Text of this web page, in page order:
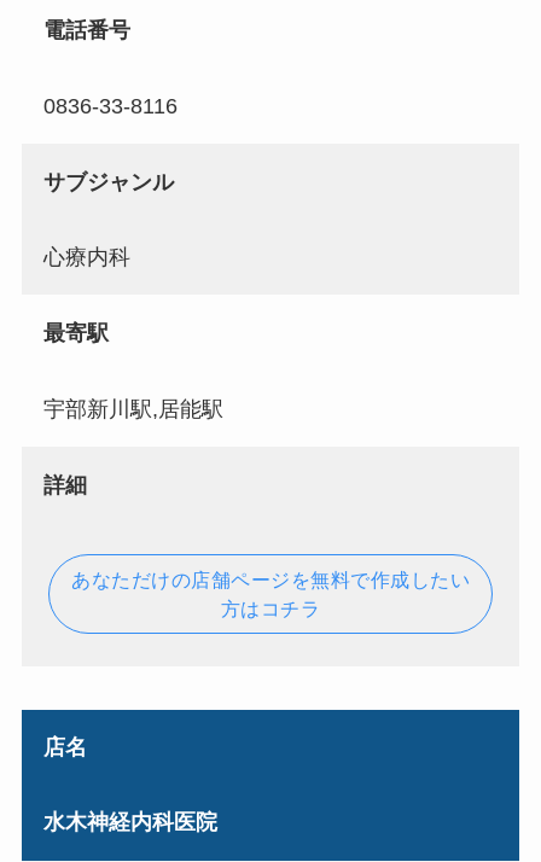
電話番号
0836-33-8116
サブジャンル
心療内科
最寄駅
宇部新川駅,居能駅
詳細
あなただけの店舗ページを無料で作成したい
方はコチラ
店名
水木神経内科医院